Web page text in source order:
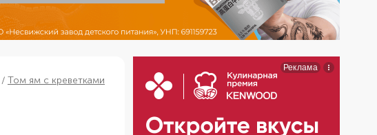
Том ям с креветками